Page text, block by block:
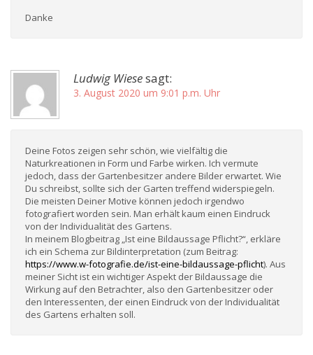
Danke
Ludwig Wiesesagt:
3. August 2020 um 9:01 p.m. Uhr
Deine Fotos zeigen sehr schön, wie vielfältig die
Naturkreationen in Form und Farbe wirken. Ich vermute
jedoch, dass der Gartenbesitzer andere Bilder erwartet. Wie
Du schreibst, sollte sich der Garten treffend widerspiegeln.
Die meisten Deiner Motive können jedoch irgendwo
fotografiert worden sein. Man erhält kaum einen Eindruck
von der Individualität des Gartens.
In meinem Blogbeitrag „Ist eine Bildaussage Pflicht?“, erkläre
ich ein Schema zur Bildinterpretation (zum Beitrag:
https://www.w-fotografie.de/ist-eine-bildaussage-pflicht). Aus
meiner Sicht ist ein wichtiger Aspekt der Bildaussage die
Wirkung auf den Betrachter, also den Gartenbesitzer oder
den Interessenten, der einen Eindruck von der Individualität
des Gartens erhalten soll.